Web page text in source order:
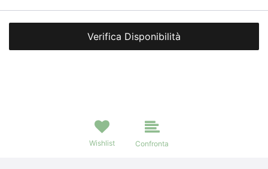
Verifica Disponibilità
Wishlist Confronta